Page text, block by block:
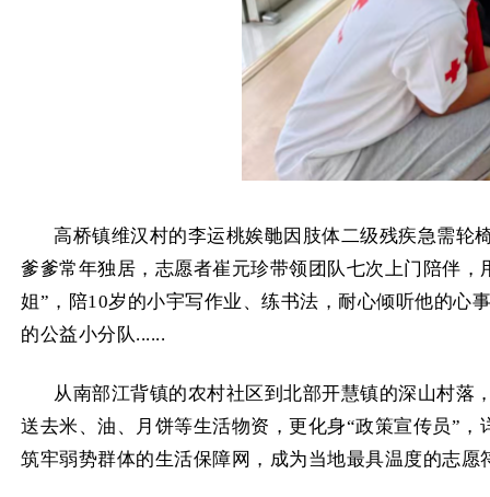
高桥镇维汉村的李运桃娭毑因肢体二级残疾急需轮
爹爹常年独居，志愿者崔元珍带领团队七次上门陪伴
姐”，陪10岁的小宇写作业、练书法，耐心倾听他的心
的公益小分队......
从南部江背镇的农村社区到北部开慧镇的深山村落
送去米、油、月饼等生活物资，更化身“政策宣传员”
筑牢弱势群体的生活保障网，成为当地最具温度的志愿